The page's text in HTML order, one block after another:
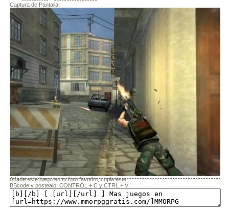
Captura de Pantalla:
Añade este juego en tu foro favorito, copia este
BBcode y postealo: CONTROL + C y CTRL + V